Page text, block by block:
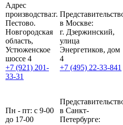
Адрес
производства:г.
Пестово.
Новгородская
область,
Устюженское
шоссе 4
+7 (921) 201-
33-31
в Москве:
г. Дзержинский,
улица
Энергетиков, дом
4
+7 (495) 22-33-841
Пн - пт: с 9-00
до 17-00
в Санкт-
Петербурге: